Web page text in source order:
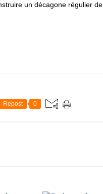
un décagone régulier de
Repost 0